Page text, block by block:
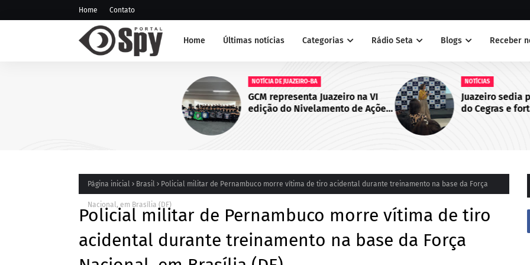
Home Contato
Home Últimas notícias Categorias Rádio Seta Blogs Receber
NOTÍCIA DE JUAZEIRO-BA
GCM representa Juazeiro na VI
edição do Nivelamento de Ações
Táticas (NAT-ROMU), em Cabo de
Santo Agostinho (PE)
Juazeiro sedia primeiro encontro
do Cegras e fortalece integração
da saúde na Macrorregião Norte
Página inicial Brasil Policial militar de Pernambuco morre vítima de tiro acidental durante treinamento na base da Força
Nacional, em Brasília (DF)
Policial militar de Pernambuco morre vítima de tiro
acidental durante treinamento na base da Força